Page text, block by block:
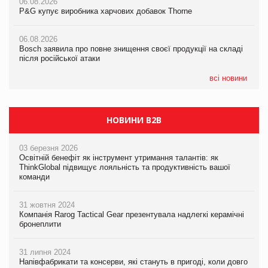
P&G купує виробника харчових добавок Thorne
06.08.2026
Bosch заявила про повне знищення своєї продукції на складі
після російської атаки
всі новини
новинки від ТМ ТОКЕРИ
Сергій Лісунов про заморожені хлібобулочні вироби на
P&G купує виробника харчових добавок Thorne
06.08.2026
Bosch заявила про повне знищення своєї продукції на складі
після російської атаки
НОВИНИ B2B
03 березня 2026
Освітній бенефіт як інструмент утримання талантів: як
ThinkGlobal підвищує лояльність та продуктивність вашої
команди
31 жовтня 2024
Компанія Rarog Tactical Gear презентувала надлегкі керамічні
бронеплити
31 липня 2024
Напівфабрикати та консерви, які стануть в пригоді, коли довго